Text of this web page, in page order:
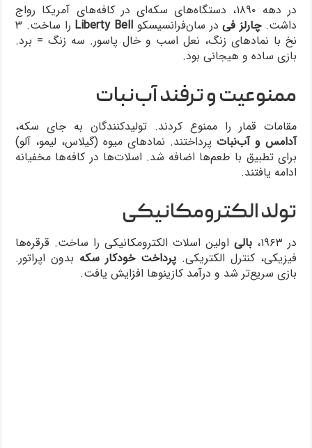
در دهه ۱۸۹۰، دستگاه‌های سکه‌ای در کافه‌های آمریکا رواج
داشت.چارلز فیدر سان‌فرانسیسکو Liberty Bell
را ساخت. ۳
نخ با نمادهای زنگ، نعل اسب و خال پاسور. سه زنگ = برد.
بازی ساده و هیجانی بود.
ممنوعیت و ترفند آب‌نبات
مقامات قمار را ممنوع کردند. تولیدکنندگان به جای سکه،
آدامس و آب‌نبات پرداختند. نمادهای میوه (گیلاس، لیمو، آلو)
برای تطبیق با طعم‌ها اضافه شد. اسلات‌ها در کافه‌ها مخفیانه
ادامه یافتند.
تولد الکترومکانیکی
در ۱۹۶۳، بالی اولین اسلات الکترومکانیکی را ساخت. قرقره‌ها
فیزیکی، کنترل الکتریکی. پرداخت خودکار سکه بدون اپراتور.
بازی سریع‌تر شد و درآمد کازینوها افزایش یافت.